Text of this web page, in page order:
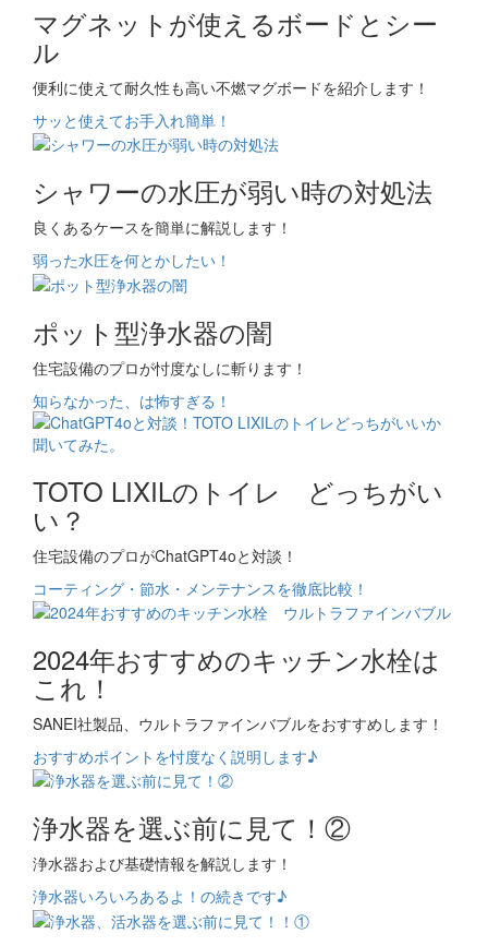
マグネットが使えるボードとシー
ル
便利に使えて耐久性も高い不燃マグボードを紹介します！
サッと使えてお手入れ簡単！
シャワーの水圧が弱い時の対処法
良くあるケースを簡単に解説します！
弱った水圧を何とかしたい！
ポット型浄水器の闇
住宅設備のプロが忖度なしに斬ります！
知らなかった、は怖すぎる！
TOTO LIXILのトイレ どっちがい
い？
住宅設備のプロがChatGPT4oと対談！
コーティング・節水・メンテナンスを徹底比較！
2024年おすすめのキッチン水栓は
これ！
SANEI社製品、ウルトラファインバブルをおすすめします！
おすすめポイントを忖度なく説明します♪
浄水器を選ぶ前に見て！②
浄水器および基礎情報を解説します！
浄水器いろいろあるよ！の続きです♪